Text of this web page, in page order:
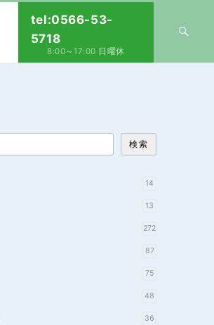
tel:0566-53-
5718
8:00～17:00 日曜休
検索
14
13
272
87
75
48
36